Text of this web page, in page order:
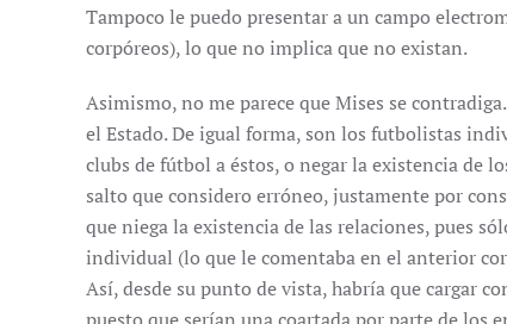
Tampoco le puedo presentar a un campo
corpóreos), lo que no implica que no existan.
Asimismo, no me parece que Mises se
el Estado. De igual forma, son los futbolistas
clubs de fútbol a éstos, o negar la existencia de
salto que considero erróneo, justamente por
que niega la existencia de las relaciones, pues
individual (lo que le comentaba en el anterior
Así, desde su punto de vista, habría que cargar